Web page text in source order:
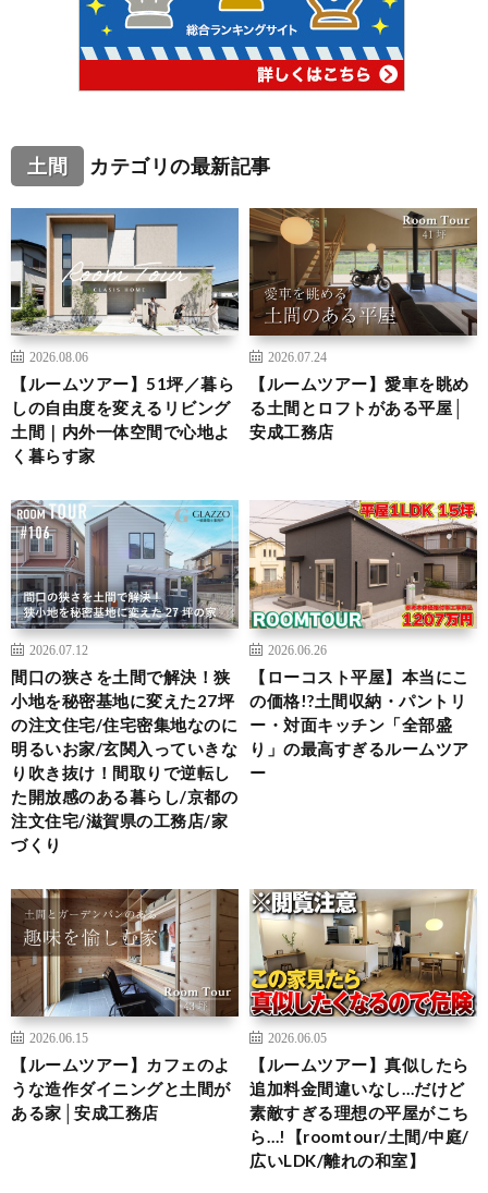
土間 カテゴリの最新記事
2026.08.06
【ルームツアー】51坪／暮ら
しの自由度を変えるリビング
土間｜内外一体空間で心地よ
く暮らす家
2026.07.24
【ルームツアー】愛車を眺め
る土間とロフトがある平屋│
安成工務店
2026.07.12
間口の狭さを土間で解決！狭
小地を秘密基地に変えた27坪
の注文住宅/住宅密集地なのに
明るいお家/玄関入っていきな
り吹き抜け！間取りで逆転し
た開放感のある暮らし/京都の
注文住宅/滋賀県の工務店/家
づくり
2026.06.26
【ローコスト平屋】本当にこ
の価格!?土間収納・パントリ
ー・対面キッチン「全部盛
り」の最高すぎるルームツア
ー
2026.06.15
【ルームツアー】カフェのよ
うな造作ダイニングと土間が
ある家│安成工務店
2026.06.05
【ルームツアー】真似したら
追加料金間違いなし…だけど
素敵すぎる理想の平屋がこち
ら…!【roomtour/土間/中庭/
広いLDK/離れの和室】